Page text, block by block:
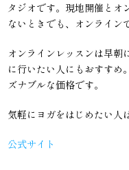
タジオです。現地開催とオ
ないときでも、オンライン
オンラインレッスンは早朝
に行いたい人にもおすすめ
ズナブルな価格です。
気軽にヨガをはじめたい人
公式サイト